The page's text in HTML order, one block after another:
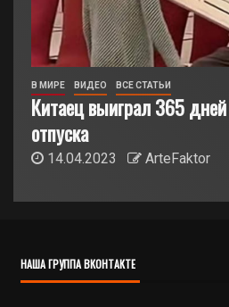
В МИРЕ ВИДЕО ВСЕ СТАТЬИ
Китаец выиграл 365
отпуска
14.04.2023 ArteFaktor
НАША ГРУППА ВКОНТАКТЕ